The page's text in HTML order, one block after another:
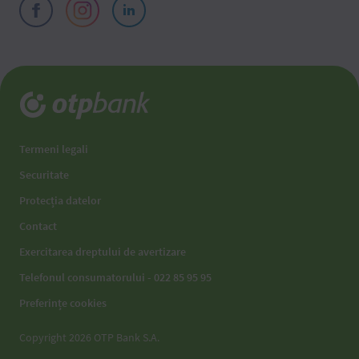
Termeni legali
Securitate
Protecția datelor
Contact
Exercitarea dreptului de avertizare
Telefonul consumatorului - 022 85 95 95
Preferințe cookies
Copyright 2026 OTP Bank S.A.